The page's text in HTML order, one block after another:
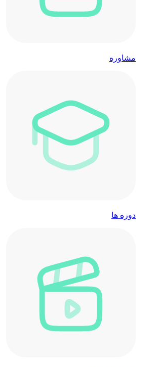
مشاوره
دوره ها